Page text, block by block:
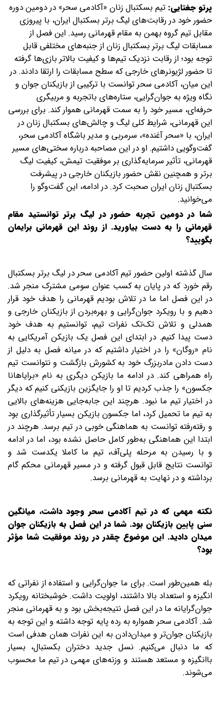
پرتو جغتایی: تیم بسکتبال زنان «آکادمی سحر» در دومین دوره
حضور خود در رقابت‌های لیگ برتر بسکتبال ایران، با پیروزی
مقابل تیم گروه بهمن به مقام قهرمانی رسید. این فصل از
مسابقات لیگ برتر بسکتبال زنان از جنبه‌های مختلفی قابل
توجه بود؛ از رقابت نزدیک تیم‌ها و کیفیت بالاتر بازی‌ها گرفته
تا حضور لژیونرهای خارجی که سطح مسابقات را ارتقا دادند. در
این میان، آکادمی سحر توانست با ترکیبی از بازیکنان جوان و
نگاه ویژه به جوان‌گرایی، ستاره‌های باتجربه و مربیگری
حرفه‌ای، مسیر خود را به سمت قهرمانی هموار کند. برای بررسی
این قهرمانی، شرایط کلی لیگ و چالش‌های بسکتبال زنان در
ایران، با «سحر آغنده»، سرمربی و مدیر باشگاه آکادمی سحر،
گفت‌وگویی داشتیم. او در این مصاحبه درباره سختی‌های مسیر
قهرمانی، تأثیر سرمایه‌گذاری بر موفقیت تیمش، کیفیت لیگ
برتر و همچنین نقش حضور بازیکنان خارجی در پیشرفت
بسکتبال زنان ایران صحبت کرد. در ادامه، این گفت‌وگو را
می‌خوانید.
‌شما در دومین تجربه حضور در لیگ برتر توانستید مقام
قهرمانی را به دست بیاورید. از روند این قهرمانی برایمان
بگویید؟
سال گذشته اولین حضور تیم آکادمی سحر در لیگ برتر بسکتبال
رقم خورد که در پایان به کسب عنوان سومی مشترک منجر شد.
در این فصل اما ما در تلاش بودیم قهرمانی را هدف خود قرار
دهیم و با رویکرد جوان‌گرایی و بهره‌بردن از بازیکنان خارجی و
همدلی و تلاش تک‌تک نفرات تیم، توانستیم به هدف خود
دست پیدا کنیم. در ابتدای این فصل یک بازیکن آمریکایی به
نام «روگان» را در اختیار داشتیم که در میانه فصل به دلیل از
دست دادن مادربزرگ خود به کشورش بازگشت و نتوانست تیم
راه همراهی کند. در ادامه ما بازیکن دیگری به نام «برایاهانا
جکسون» را جذب کردیم تا او را جایگزین بازیکنی کنیم که دیگر
در اختیار تیم ما نبود. هرچند این جابه‌جایی هزینه‌های بالایی
به تیم ما تحمیل کرد، اما جکسون بازیکن بسیار تأثیرگذاری بود
و رفته‌رفته توانست به هماهنگی خوبی در تیم برسد. هرچند در
ابتدا این هماهنگی به‌طور کامل حاصل نشده بود، اما در ادامه
و با رسیدن به مرحله پلی‌آف، تیم ما کاملا یکدست شد و
توانست نتایج قابل قبول گرفته و در مسیر قهرمانی محکم گام
برداشته و در نهایت به قهرمانی برسد.
‌نکته مهمی که در تیم آکادمی سحر وجود داشت، میانگین
سنی پایین بازیکنان بود. شما در این فصل به بازیکنان جوان
میدان دادید. این موضوع چقدر در روند موفقیت شما مؤثر
بود؟
بله همین‌طور است. برای ما جوان‌گرایی و استفاده از نفراتی که
انگیزه و استعداد بالا داشتند، اولویت داشت. خوشبختانه رویکرد
جوان‌گرایانه ما در این فصل نتیجه‌بخش بود و به قهرمانی منجر
شد. آکادمی سحر همواره به رده پایه توجه داشته و این توجه به
بازیکنان جوان‌تر و میدان‌دادن به این نفرات همان هدفی است
که ما دنبال می‌کنیم. نسل جدید دختران بکستبال، بسیار
باانگیزه و مستعد هستند و وزنه‌های مهمی در تیم ما محسوب
می‌شوند.